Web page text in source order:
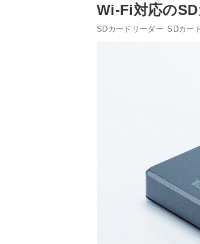
Wi-Fi対応の
SDカードリーダー SDカー